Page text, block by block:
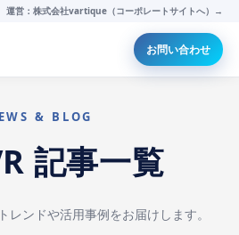
運営：株式会社vartique（コーポレートサイトへ）→
お問い合わせ
& BLOG
記事一覧
レンドや活用事例をお届けします。